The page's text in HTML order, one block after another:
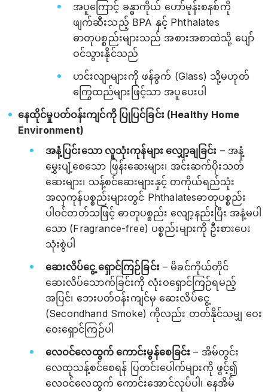
အပူကြောင့် ခန္ဓာကိုယ် ဟော်မုန်းစနစ်ကို
ဖျက်ဆီးသည့် BPA နှင့် Phthalates
ဓာတုပစ္စည်းများသည် အစားအစာထဲသို့ ပျော်
ဝင်သွားနိုင်သည်
ဟင်းလျာများကို ဖန်ခွက် (Glass) သို့မဟုတ်
ကြွေထည်များဖြင့်သာ အပူပေးပါ
နေထိုင်မှုပတ်ဝန်းကျင်ကို ပြုပြင်ခြင်း (Healthy Home
Environment)
အနံ့ပြင်းသော လူသုံးကုန်များ လျှော့ချခြင်း – အနံ့
မွှေးပျံ့စေသော ဖြန်းဆေးများ၊ အင်းဆက်ပိုးသတ်
ဆေးများ၊ သန့်စင်ဆေးများနှင့် တကိုယ်ရည်သုံး
အလှကုန်ပစ္စည်းများတွင် Phthalatesဓာတုပစ္စည်း
ပါဝင်တတ်သဖြင့် ဓာတုပစ္စည်း လျော့နည်းပြီး အနံ့မပါ
သော (Fragrance-free) ပစ္စည်းများကို ဦးစားပေး
သုံးစွဲပါ
ဆေးလိပ်ငွေ့ ရှောင်ကြဉ်ခြင်း– မိခင်ကိုယ်တိုင်
ဆေးလိပ်သောက်ခြင်းကို လုံးဝရှောင်ကြဉ်ရမည့်
အပြင်၊ ဘေးပတ်ဝန်းကျင်မှ ဆေးလိပ်ငွေ့
(Secondhand Smoke) ကိုလည်း တတ်နိုင်သမျှ ဝေး
ဝေးရှောင်ကြဉ်ပါ
လေဝင်လေထွက် ကောင်းမွန်စေခြင်း – အိမ်တွင်း
လေထုသန့်စင်စေရန် ပြတင်းပေါက်များကို ဖွင့်၍
လေဝင်လေထွက် ကောင်းအောင်လုပ်ပါ၊ နေအိမ်